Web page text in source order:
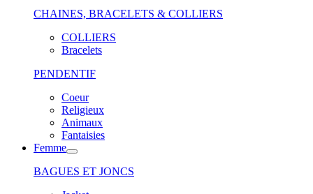
CHAINES, BRACELETS & COLLIERS
COLLIERS
Bracelets
PENDENTIF
Coeur
Religieux
Animaux
Fantaisies
Femme
BAGUES ET JONCS